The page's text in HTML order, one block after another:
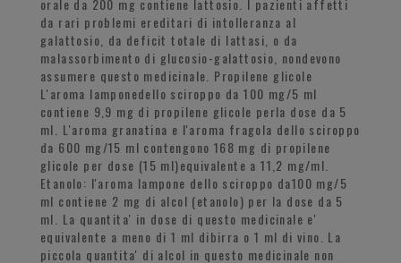
orale da 200 mg contiene lattosio. I pazienti affetti
da rari problemi ereditari di intolleranza al
galattosio, da deficit totale di lattasi, o da
malassorbimento di glucosio-galattosio, nondevono
assumere questo medicinale. Propilene glicole
L'aroma lamponedello sciroppo da 100 mg/5 ml
contiene 9,9 mg di propilene glicole perla dose da 5
ml. L'aroma granatina e l'aroma fragola dello sciroppo
da 600 mg/15 ml contengono 168 mg di propilene
glicole per dose (15 ml)equivalente a 11,2 mg/ml.
Etanolo: l'aroma lampone dello sciroppo da100 mg/5
ml contiene 2 mg di alcol (etanolo) per la dose da 5
ml. La quantita' in dose di questo medicinale e'
equivalente a meno di 1 ml dibirra o 1 ml di vino. La
piccola quantita' di alcol in questo medicinale non